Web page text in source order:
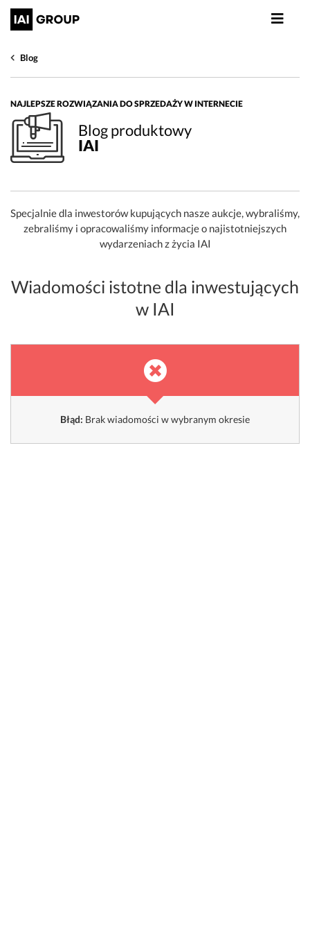
Blog
NAJLEPSZE ROZWIĄZANIA DO SPRZEDAŻY W INTERNECIE
Blog produktowy
IAI
Specjalnie dla inwestorów kupujących nasze aukcje, wybraliśmy,
zebraliśmy i opracowaliśmy informacje o najistotniejszych
wydarzeniach z życia IAI
Wiadomości istotne dla inwestujących
w IAI
Błąd: Brak wiadomości w wybranym okresie